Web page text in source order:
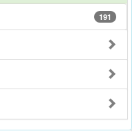
191